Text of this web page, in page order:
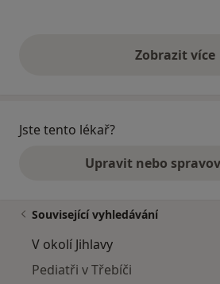
Zobrazit více
výše
Jste tento lékař?
Upravit nebo
Související vyhledávání
V okolí Jihlavy
Pediatři v Třebíči